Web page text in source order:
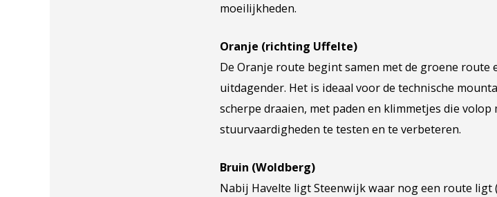
moeilijkheden.
Oranje (richting Uffelte)
De Oranje route begint samen met de groene
uitdagender. Het is ideaal voor de technische
scherpe draaien, met paden en klimmetjes die
stuurvaardigheden te testen en te verbeteren.
Bruin (Woldberg)
Nabij Havelte ligt Steenwijk waar nog een route ligt